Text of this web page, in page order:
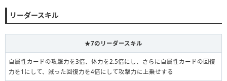
リーダースキル
★7のリーダースキル
自属性カードの攻撃力を3倍、体力を2.5倍にし、さらに自属性カードの回復
力を1にして、減った回復力を4倍にして攻撃力に上乗せする